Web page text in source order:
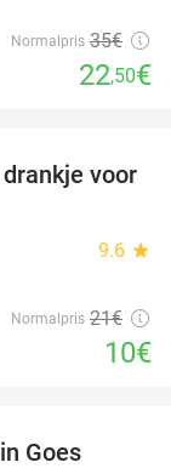
Normalpris 35€
22,50€
52%
voor
9.6 star
Normalpris 21€
10€
Goes